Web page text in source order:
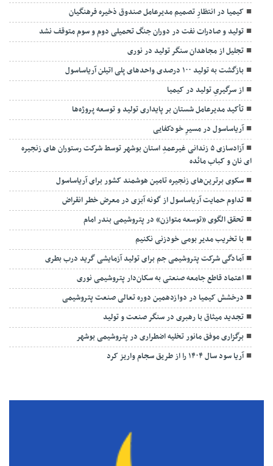
کیمیا در انتظارِ تصمیم مدیرعامل صندوق ذخیره فرهنگیان
تولید و صادرات نفت در دوران جنگ تحمیلی دوم و سوم متوقف نشد
تجلیل از مجاهدان سنگر تولید در نوری
بازگشت به تولید ۱۰۰ درصدی واحدهای پلی اتیلن آریاساسول
از سرگیریِ تولید در کیمیا
تأکید مدیرعامل شستان بر پایداری تولید و توسعه پروژه‌ها
آریاساسول در مسیرِ خودکفایی
آزادسازی ۵ زندانی غیرعمدِ استان بوشهر توسط شرکت رستوران های زنجیره
ای نان و کباب مائده
سکوی برترین‌های زنجیره تامین هوشمند کشور برای آریاساسول
تداوم حمایت آریاساسول از گونه آبزی در معرض خطر انقراض
تحقق الگوی «توسعه متوازن» در پتروشیمی بندر امام
با تخریب مدیر بومی خودزنی نکنیم
آمادگی شرکت پتروشیمی جم برای تولید آزمایشی گرید درب بطری
اعتماد قاطع جامعه صنعتی به سکان‌دار پتروشیمی نوری
درخشش کیمیا در دوازدهمین دوره تعالی صنعت پتروشیمی
تجدید میثاق با رهبری در سنگر صنعت و تولید
برگزاری موفق مانور تخلیه اضطراری در پتروشیمی بوشهر
آریا سود سال ۱۴۰۴ را از طریق سجام واریز کرد